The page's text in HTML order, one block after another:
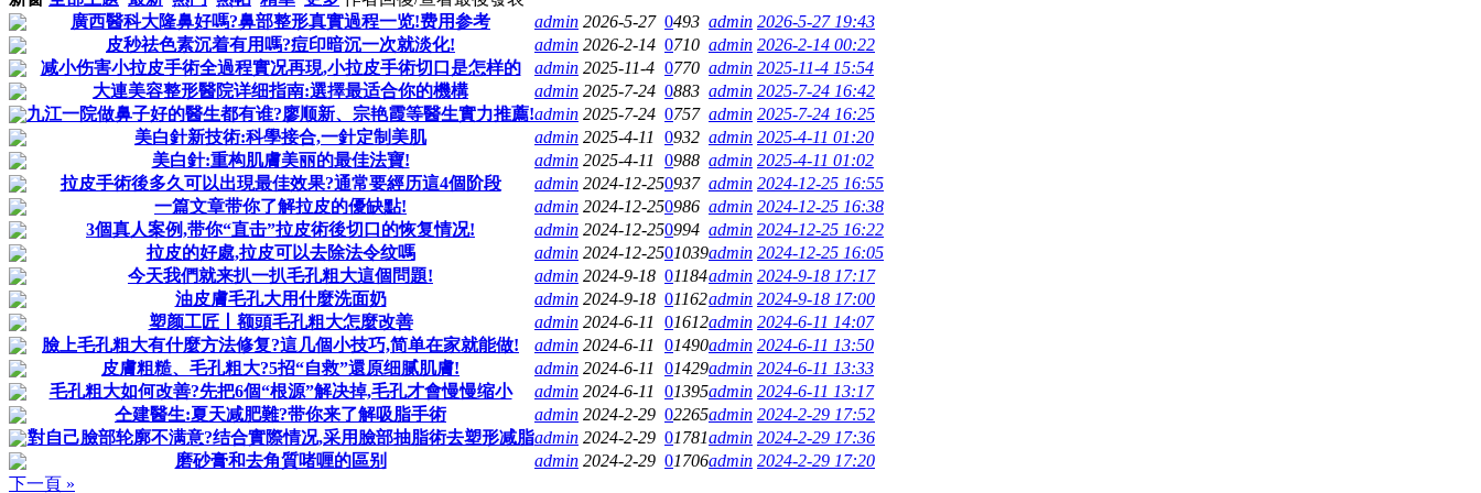
廣西醫科大隆鼻好嗎?鼻部整形真實過程一览!费用参考
admin 2026-5-27 0493 admin 2026-5-27 19:43
皮秒祛色素沉着有用嗎?痘印暗沉一次就淡化!
admin 2026-2-14 0710 admin 2026-2-14 00:22
减小伤害小拉皮手術全過程實况再現,小拉皮手術切口是怎样的
admin 2025-11-4 0770 admin 2025-11-4 15:54
大連美容整形醫院详细指南:選擇最适合你的機構
admin 2025-7-24 0883 admin 2025-7-24 16:42
九江一院做鼻子好的醫生都有谁?廖顺新、宗艳霞等醫生實力推薦!admin 2025-7-24 0757 admin 2025-7-24 16:25
美白針新技術:科學接合,一針定制美肌
admin 2025-4-11 0932 admin 2025-4-11 01:20
美白針:重构肌膚美丽的最佳法寶!
admin 2025-4-11 0988 admin 2025-4-11 01:02
拉皮手術後多久可以出現最佳效果?通常要經历這4個阶段
admin 2024-12-250937 admin 2024-12-25 16:55
一篇文章带你了解拉皮的優缺點!
admin 2024-12-250986 admin 2024-12-25 16:38
3個真人案例,带你“直击”拉皮術後切口的恢复情况!
admin 2024-12-250994 admin 2024-12-25 16:22
拉皮的好處,拉皮可以去除法令纹嗎
admin 2024-12-2501039admin 2024-12-25 16:05
今天我們就来扒一扒毛孔粗大這個問題!
admin 2024-9-18 01184admin 2024-9-18 17:17
油皮膚毛孔大用什麼洗面奶
admin 2024-9-18 01162admin 2024-9-18 17:00
塑颜工匠丨额頭毛孔粗大怎麼改善
admin 2024-6-11 01612admin 2024-6-11 14:07
臉上毛孔粗大有什麼方法修复?這几個小技巧,简单在家就能做!
admin 2024-6-11 01490admin 2024-6-11 13:50
皮膚粗糙、毛孔粗大?5招“自救”還原细腻肌膚!
admin 2024-6-11 01429admin 2024-6-11 13:33
毛孔粗大如何改善?先把6個“根源”解决掉,毛孔才會慢慢缩小
admin 2024-6-11 01395admin 2024-6-11 13:17
仝建醫生:夏天减肥難?带你来了解吸脂手術
admin 2024-2-29 02265admin 2024-2-29 17:52
對自己臉部轮廓不满意?结合實際情况,采用臉部抽脂術去塑形减脂admin 2024-2-29 01781admin 2024-2-29 17:36
磨砂膏和去角質啫喱的區别
admin 2024-2-29 01706admin 2024-2-29 17:20
下一頁 »